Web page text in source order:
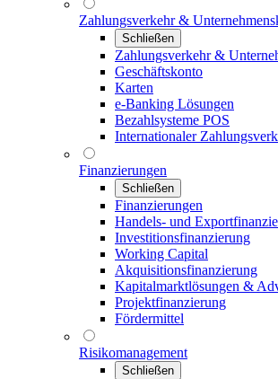
Zahlungsverkehr &
Schließen
Zahlungsverkehr &
Geschäftskonto
Karten
e-Banking Lösungen
Bezahlsysteme POS
Internationaler
Finanzierungen
Schließen
Finanzierungen
Handels- und
Investitionsfinanzierung
Working Capital
Akquisitionsfinanzierung
Kapitalmarktlösungen &
Projektfinanzierung
Fördermittel
Risikomanagement
Schließen